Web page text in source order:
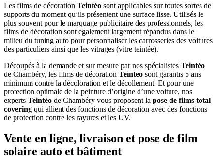
Les films de décoration Teintéo sont applicables sur toutes sortes de
supports du moment qu’ils présentent une surface lisse. Utilisés le
plus souvent pour le marquage publicitaire des professionnels, les
films de décoration sont également largement répandus dans le
milieu du tuning auto pour personnaliser les carrosseries des voitures
des particuliers ainsi que les vitrages (vitre teintée).
Découpés à la demande et sur mesure par nos spécialistes Teintéo
de Chambéry, les films de décoration Teintéo sont garantis 5 ans
minimum contre la décoloration et le décollement. Et pour une
protection optimale de la peinture d’origine d’une voiture, nos
experts Teintéo de Chambéry vous proposent la pose de films total
covering qui allient des fonctions de décoration avec des fonctions
de protection contre les rayures et les UV.
Vente en ligne, livraison et pose de film
solaire auto et bâtiment